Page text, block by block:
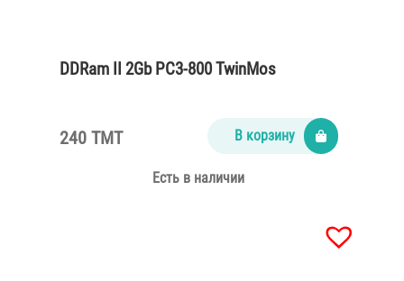
DDRam II 2Gb PC3-800 TwinMos
240 TMT В корзину
Есть в наличии